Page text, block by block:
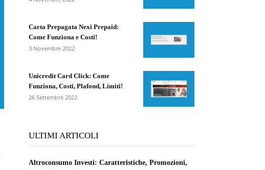
Carta Prepagata Nexi Prepaid:
Come Funziona e Costi!
3 Novembre 2022
Unicredit Card Click: Come
Funziona, Costi, Plafond, Limiti!
26 Settembre 2022
ULTIMI ARTICOLI
Altroconsumo Investi: Caratteristiche, Promozioni,